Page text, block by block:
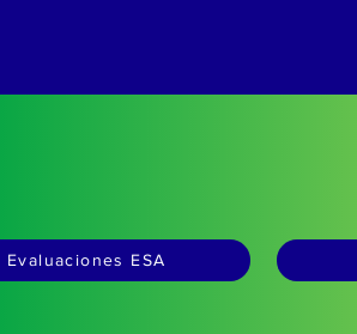
Evaluaciones ESA